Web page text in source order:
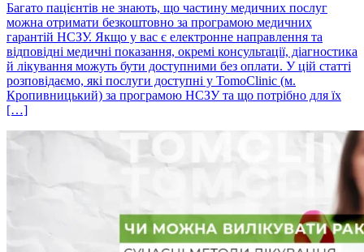
Багато пацієнтів не знають, що частину медичних послуг
можна отримати безкоштовно за програмою медичних
гарантій НСЗУ. Якщо у вас є електронне направлення та
відповідні медичні показання, окремі консультації, діагностика
й лікування можуть бути доступними без оплати. У цій статті
розповідаємо, які послуги доступні у TomoClinic (м.
Кропивницький) за програмою НСЗУ та що потрібно для їх
[…]